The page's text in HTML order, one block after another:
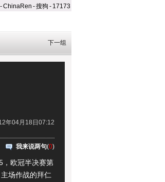
-ChinaRen -搜狗 - 17173
下一组
年04月18日07:12
我来说两句(0)
欧冠半决赛第
场作战的拜仁